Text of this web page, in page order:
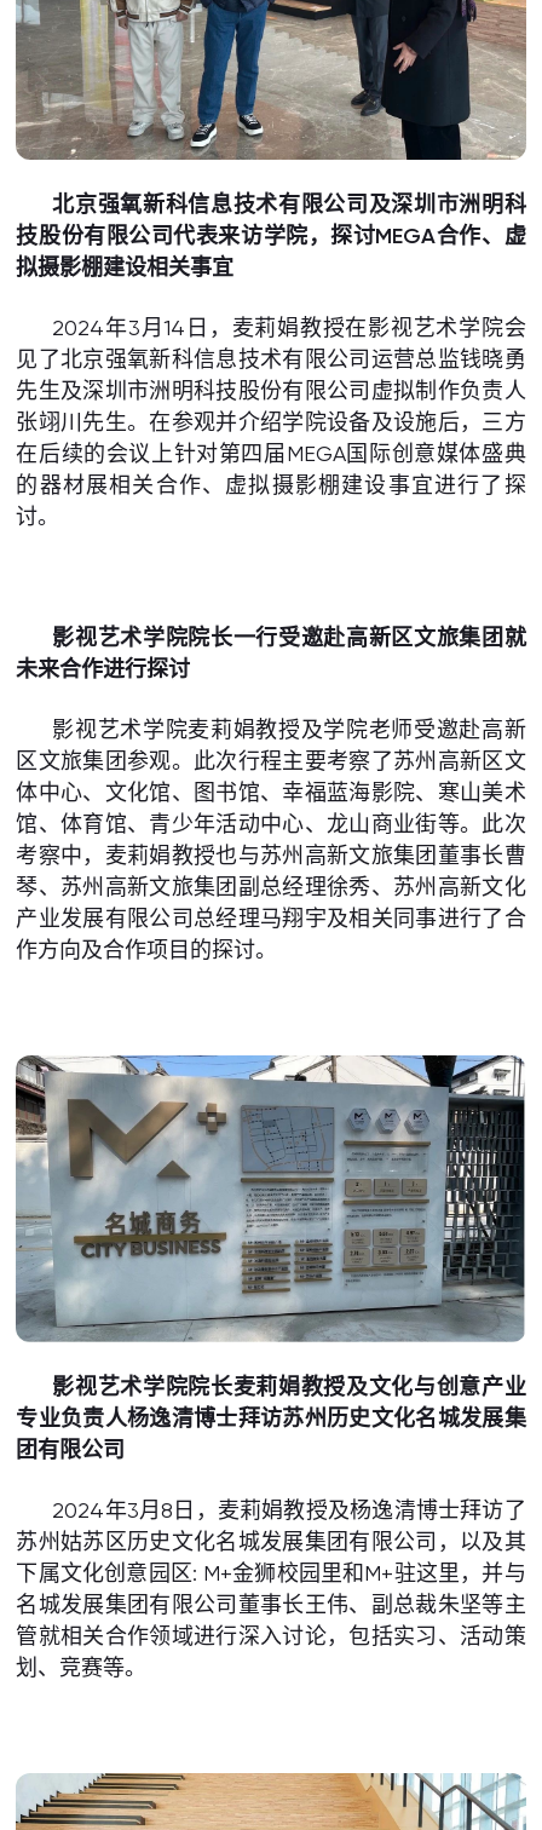
北京强氧新科信息技术有限公司及深圳市洲明科
技股份有限公司代表来访学院，探讨MEGA合作、虚
拟摄影棚建设相关事宜
2024年3月14日，麦莉娟教授在影视艺术学院会
见了北京强氧新科信息技术有限公司运营总监钱晓勇
先生及深圳市洲明科技股份有限公司虚拟制作负责人
张翊川先生。在参观并介绍学院设备及设施后，三方
在后续的会议上针对第四届MEGA国际创意媒体盛典
的器材展相关合作、虚拟摄影棚建设事宜进行了探
讨。
影视艺术学院院长一行受邀赴高新区文旅集团就
未来合作进行探讨
影视艺术学院麦莉娟教授及学院老师受邀赴高新
区文旅集团参观。此次行程主要考察了苏州高新区文
体中心、文化馆、图书馆、幸福蓝海影院、寒山美术
馆、体育馆、青少年活动中心、龙山商业街等。此次
考察中，麦莉娟教授也与苏州高新文旅集团董事长曹
琴、苏州高新文旅集团副总经理徐秀、苏州高新文化
产业发展有限公司总经理马翔宇及相关同事进行了合
作方向及合作项目的探讨。
影视艺术学院院长麦莉娟教授及文化与创意产业
专业负责人杨逸清博士拜访苏州历史文化名城发展集
团有限公司
2024年3月8日，麦莉娟教授及杨逸清博士拜访了
苏州姑苏区历史文化名城发展集团有限公司，以及其
下属文化创意园区: M+金狮校园里和M+驻这里，并与
名城发展集团有限公司董事长王伟、副总裁朱坚等主
管就相关合作领域进行深入讨论，包括实习、活动策
划、竞赛等。